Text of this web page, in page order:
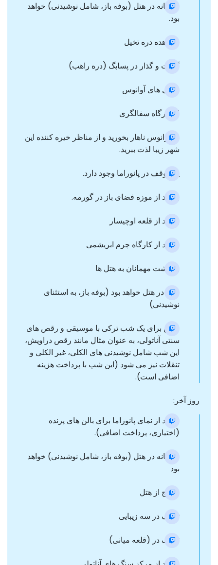
صبحانه در هتل (بوفه باز، شامل نوشیدنی) خواهد
بود.
مشاهده دره تخیل
گشت و گذار در پسابگ (دره راهب)
دیدنی های آوانوس
از کارگاه سفالگری
در آوانوس ناهار بخورید و از مناظر خیره کننده این
شهر زیبا لذت ببرید.
یک توقف در پانوراما وجود دارد.
بازدید از موزه فضای باز در گورمه.
بازدید از قلعه اوچیسار
بازدید از کارگاه چرم ابریشمی
بازگشت مهمانان به هتل ها
شام در هتل خواهد بود (بوفه باز، به استثنای
نوشیدنی)
رفتن برای یک شب ترکی با موسیقی و رقص های
سنتی آناتولی، به عنوان مثال مانند رقص دراویش،
این شب شامل نوشیدنی های الکلی، غیر الکلی و
تنقلات نیز می شود (این شب با پرداخت هزینه
اضافی است).
روز آخر:
بازدید از نمای پانوراما برای بالن های پرنده
(اختیاری، پرداخت اضافی).
صبحانه در هتل (بوفه باز، شامل نوشیدنی) خواهد
بود
خروج از هتل
توقف در سه زیبایی
توقف در (قلعه میانی)